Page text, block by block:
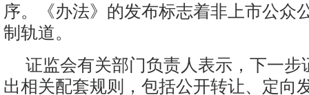
序。《办法》的发布标志着非上市公众
制轨道。
证监会有关部门负责人表示，下一步
出相关配套规则，包括公开转让、定向